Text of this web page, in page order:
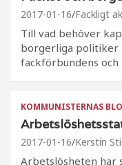
2017-01-16 Fackligt
Till vad behöver
borgerliga politiker
fackförbundens och
KOMMUNISTERNAS
2017-01-16 Kerstin
Arbetslösheten har